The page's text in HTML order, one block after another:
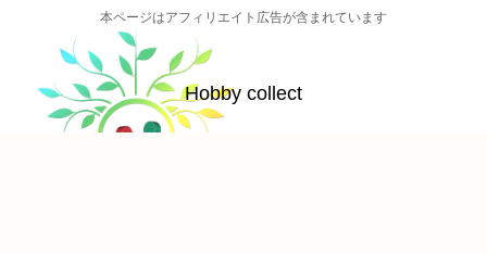
本ページはアフィリエイト広告が含まれています
Hobby collect